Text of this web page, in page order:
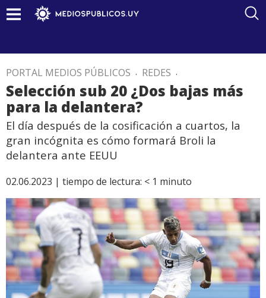
PORTAL MEDIOS PÚBLICOS . REDES .
Selección sub 20 ¿Dos bajas más
para la delantera?
El día después de la cosificación a cuartos, la
gran incógnita es cómo formará Broli la
delantera ante EEUU
02.06.2023 | tiempo de lectura: < 1 minuto